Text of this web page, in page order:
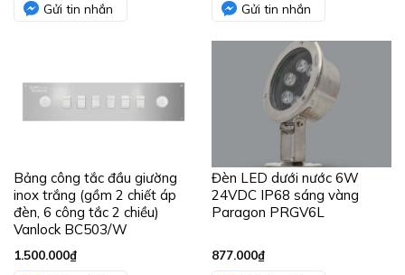
Gửi tin nhắn
Gửi tin nhắn
Bảng công tắc đầu giường
inox trắng (gồm 2 chiết áp
đèn, 6 công tắc 2 chiều)
Vanlock BC503/W
1.500.000₫
Đèn LED dưới nước 6W
24VDC IP68 sáng vàng
Paragon PRGV6L
877.000₫